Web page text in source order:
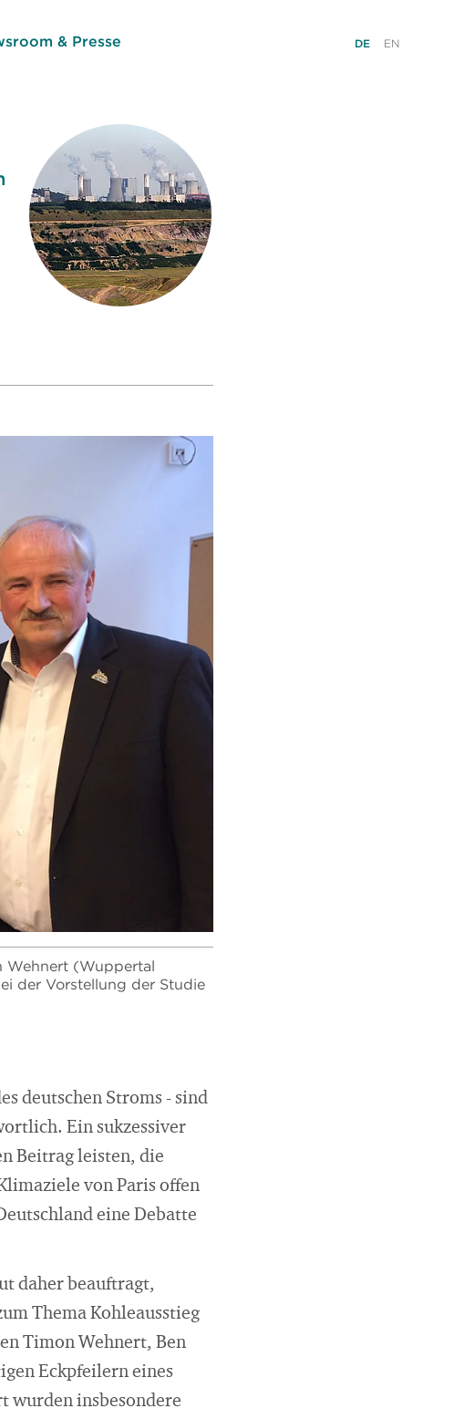
& Presse DE EN
Wehnert (Wuppertal
der Vorstellung der Studie
deutschen Stroms - sind
Ein sukzessiver
Beitrag leisten, die
von Paris offen
eine Debatte
daher beauftragt,
Thema Kohleausstieg
Timon Wehnert, Ben
Eckpfeilern eines
wurden insbesondere